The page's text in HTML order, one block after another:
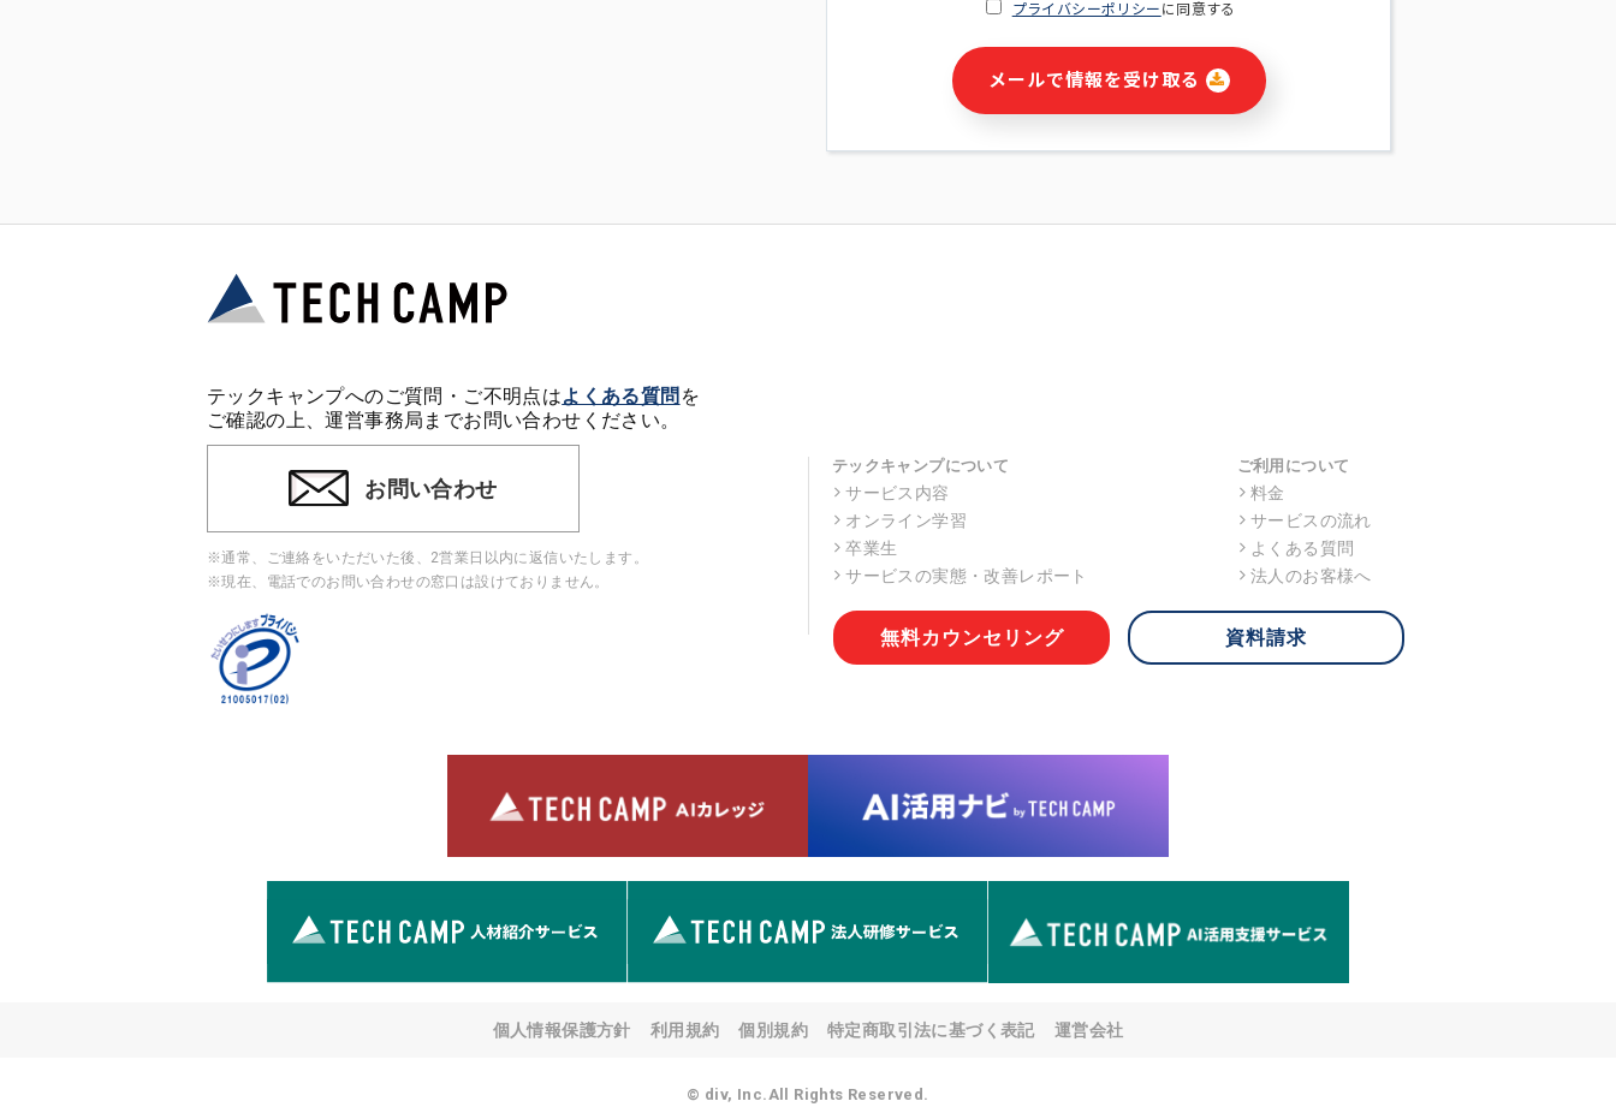
・ご請求された資料の送付のため
・本サービス及び本サービスに関連する情報(当社及び第三者のサー
ビス又は商品等の広告配信・宣伝を含みますが、それらに限定されま
せん)の提供又はそれらに関する連絡のため
5. 個人情報取扱いの委託
当社は事業運営上、前項利用目的の範囲に限って個人情報を外部に委
託することがあります。この場合、個人情報保護水準の高い委託先を
選定し、個人情報の適正管理・機密保持についての契約を交わし、適
6. 個人情報の開示等の請求 ご本人様は、当社に対してご自身の個人
情報の開示等(利用目的の通知、開示、内容の訂正・追加・削除、利
す。ただし、申請が本人確認が不可能な場合や、個人情報保護法の定
す。 なお、アクセスログなどの個人情報以外の情報については、原則
【お問合せ窓口】
株式会社div 個人情報問合せ窓口
〒107-0052 東京都港区赤坂8-4-14 青山タワープレイス6階
メールアドレス:privacy_policy@di-v.co.jp
ご本人様が当社に個人情報を提供されるかどうかは任意によるもので
プライバシーポリシー に同意する
メールで情報を受け取る
テックキャンプへのご質問・ご不明点はよくある質問 を
ご確認の上、運営事務局までお問い合わせください。
お問い合わせ
※通常、ご連絡をいただいた後、2営業日以内に返信いたします。
※現在、電話でのお問い合わせの窓口は設けておりません。
テックキャンプについて
サービス内容
オンライン学習
卒業生
サービスの実態・改善レポート
ご利用について
料金
サービスの流れ
よくある質問
法人のお客様へ
無料カウンセリング 資料請求
個人情報保護方針 利用規約 個別規約 特定商取引法に基づく表記 運営会社
© div, Inc.All Rights Reserved.